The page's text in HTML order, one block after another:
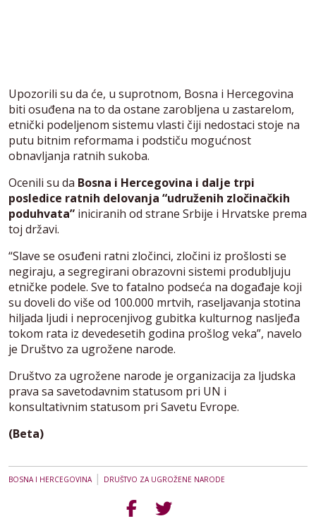
Upozorili su da će, u suprotnom, Bosna i Hercegovina
biti osuđena na to da ostane zarobljena u zastarelom,
etnički podeljenom sistemu vlasti čiji nedostaci stoje na
putu bitnim reformama i podstiču mogućnost
obnavljanja ratnih sukoba.
Ocenili su da Bosna i Hercegovina i dalje trpi
posledice ratnih delovanja “udruženih zločinačkih
poduhvata” iniciranih od strane Srbije i Hrvatske prema
toj državi.
“Slave se osuđeni ratni zločinci, zločini iz prošlosti se
negiraju, a segregirani obrazovni sistemi produbljuju
etničke podele. Sve to fatalno podseća na događaje koji
su doveli do više od 100.000 mrtvih, raseljavanja stotina
hiljada ljudi i neprocenjivog gubitka kulturnog nasljeđa
tokom rata iz devedesetih godina prošlog veka”, navelo
je Društvo za ugrožene narode.
Društvo za ugrožene narode je organizacija za ljudska
prava sa savetodavnim statusom pri UN i
konsultativnim statusom pri Savetu Evrope.
(Beta)
BOSNA I HERCEGOVINA| DRUŠTVO ZA UGROŽENE NARODE